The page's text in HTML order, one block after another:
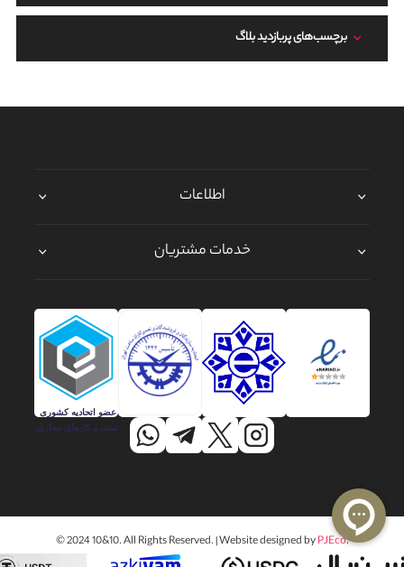
برچسب‌های پربازدید بلاگ
اطلاعات
خدمات مشتریان
© 2024 10&10. All Rights Reserved. | Website designed byPJEco.